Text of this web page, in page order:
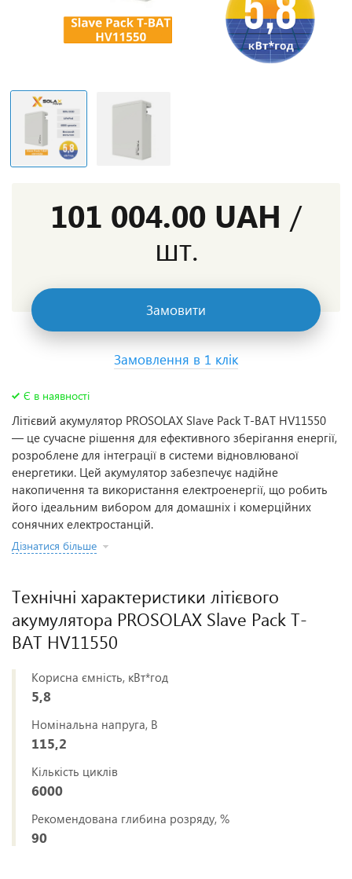
Є в наявності
Літієвий акумулятор PROSOLAX Slave Pack T-BAT HV11550
— це сучасне рішення для ефективного зберігання енергії,
розроблене для інтеграції в системи відновлюваної
енергетики. Цей акумулятор забезпечує надійне
накопичення та використання електроенергії, що робить
його ідеальним вибором для домашніх і комерційних
сонячних електростанцій.
Дізнатися більше
101 004.00 UAH /
шт.
Замовити
Замовлення в 1 клік
Технічні характеристики літієвого
акумулятора PROSOLAX Slave Pack T-
BAT HV11550
Корисна ємність, кВт*год
5,8
Номінальна напруга, В
115,2
Кількість циклів
6000
Рекомендована глибина розряду, %
90